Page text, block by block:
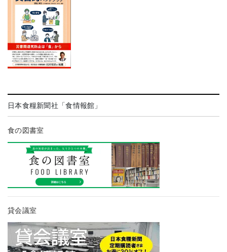
日本食糧新聞社「食情報館」
食の図書室
貸会議室